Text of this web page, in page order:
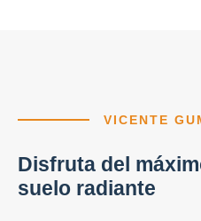
VICENTE
Disfruta del
suelo radiante